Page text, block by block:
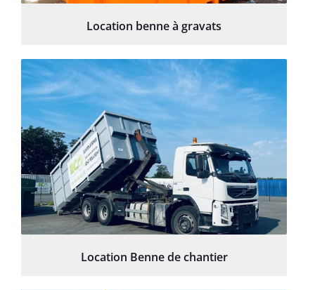
Location benne à gravats
Location Benne de chantier